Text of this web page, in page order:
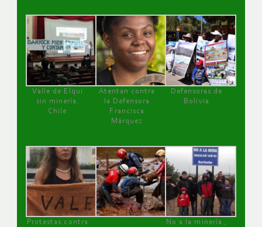
Valle de Elqui
sin minería.
Chile
Atentan contra
la Defensora
Francisca
Márquez
Defensoras de
Bolivia
Protestas contra
No a la minería ,